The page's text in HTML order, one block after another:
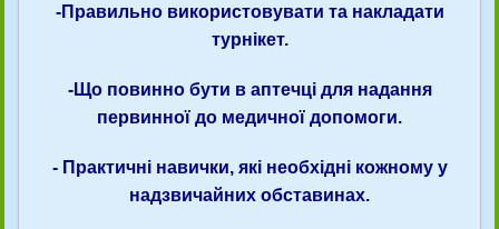
-Правильно використовувати та накладати
турнікет.
-Що повинно бути в аптечці для надання
первинної до медичної допомоги.
- Практичні навички, які необхідні кожному у
надзвичайних обставинах.